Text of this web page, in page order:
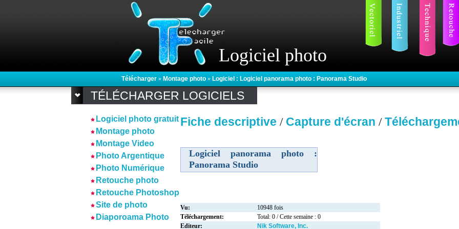
Logiciel photo
Télécharger » Montage photo » Logiciel : Logiciel panorama photo : Panorama Studio
TÉLÉCHARGER LOGICIELS
Logiciel photo gratuit
Montage photo
Montage Video
Photo Argentique
Photo Numérique
Retouche photo
Retouche Photoshop
Site de photo
Diaporoama Photo
Fiche descriptive / Capture d'écran /
Logiciel panorama photo :
Panorama Studio
Vu:
10948 fois
Téléchargement:
Total: 0 / Cette semaine : 0
Editeur:
Nik Software, Inc.